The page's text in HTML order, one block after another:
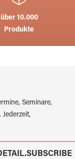
über 10.000
Produkte
Seminare,